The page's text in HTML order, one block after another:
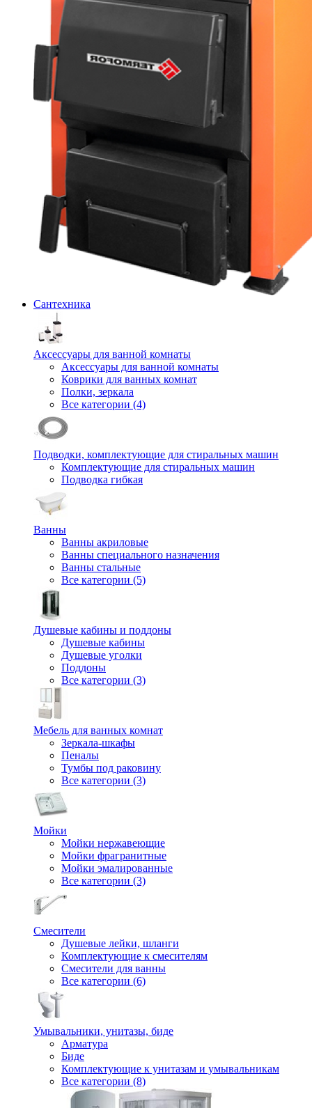
Сантехника
Аксессуары для ванной комнаты
Аксессуары для ванной комнаты
Коврики для ванных комнат
Полки, зеркала
Все категории (4)
Подводки, комплектующие для стиральных машин
Комплектующие для стиральных машин
Подводка гибкая
Ванны
Ванны акриловые
Ванны специального назначения
Ванны стальные
Все категории (5)
Душевые кабины и поддоны
Душевые кабины
Душевые уголки
Поддоны
Все категории (3)
Мебель для ванных комнат
Зеркала-шкафы
Пеналы
Тумбы под раковину
Все категории (3)
Мойки
Мойки нержавеющие
Мойки фрагранитные
Мойки эмалированные
Все категории (3)
Смесители
Душевые лейки, шланги
Комплектующие к смесителям
Смесители для ванны
Все категории (6)
Умывальники, унитазы, биде
Арматура
Биде
Комплектующие к унитазам и умывальникам
Все категории (8)